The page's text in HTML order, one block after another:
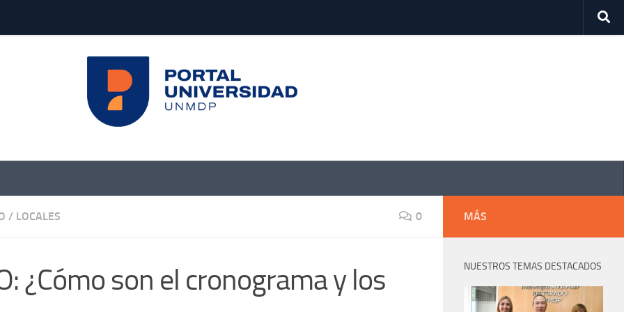
/ LOCALES 0
¿Cómo son el cronograma y los
MÁS
NUESTROS TEMAS DESTACADOS